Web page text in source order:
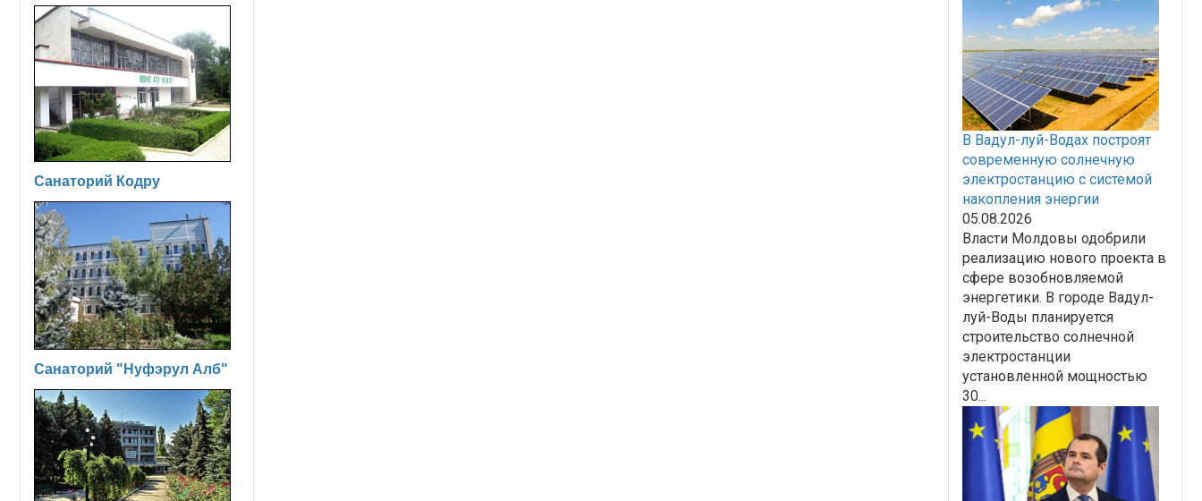
Санаторий Кодру
Санаторий "Нуфэрул Алб"
В Вадул-луй-Водах построят
современную солнечную
электростанцию с системой
накопления энергии
05.08.2026
Власти Молдовы одобрили
реализацию нового проекта в
сфере возобновляемой
энергетики. В городе Вадул-
луй-Воды планируется
строительство солнечной
электростанции
установленной мощностью
30...